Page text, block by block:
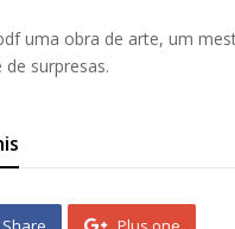
uma obra de arte, um
surpresas.